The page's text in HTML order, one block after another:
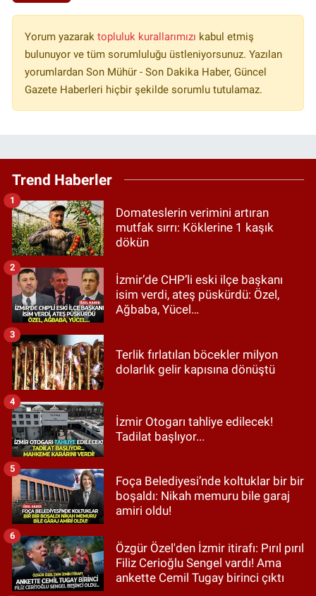
Yorum yazarak topluluk kurallarımızı kabul etmiş
bulunuyor ve tüm sorumluluğu üstleniyorsunuz. Yazılan
yorumlardan Son Mühür - Son Dakika Haber, Güncel
Gazete Haberleri hiçbir şekilde sorumlu tutulamaz.
Trend Haberler
Domateslerin verimini artıran
mutfak sırrı: Köklerine 1 kaşık
dökün
1
İzmir’de CHP’li eski ilçe başkanı
isim verdi, ateş püskürdü: Özel,
Ağbaba, Yücel…
2
Terlik fırlatılan böcekler milyon
dolarlık gelir kapısına dönüştü
3
İzmir Otogarı tahliye edilecek!
Tadilat başlıyor...
4
Foça Belediyesi’nde koltuklar bir bir
boşaldı: Nikah memuru bile garaj
amiri oldu!
5
Özgür Özel'den İzmir itirafı: Pırıl pırıl
Filiz Cerioğlu Sengel vardı! Ama
ankette Cemil Tugay birinci çıktı
6